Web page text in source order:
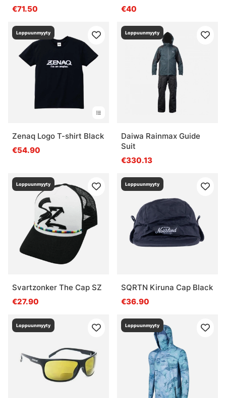
€71.50
€40
Loppuunmyyty
Zenaq Logo T-shirt Black
€54.90
Loppuunmyyty
Daiwa Rainmax Guide
Suit
€330.13
Loppuunmyyty
Svartzonker The Cap SZ
€27.90
Loppuunmyyty
SQRTN Kiruna Cap Black
€36.90
Loppuunmyyty Loppuunmyyty